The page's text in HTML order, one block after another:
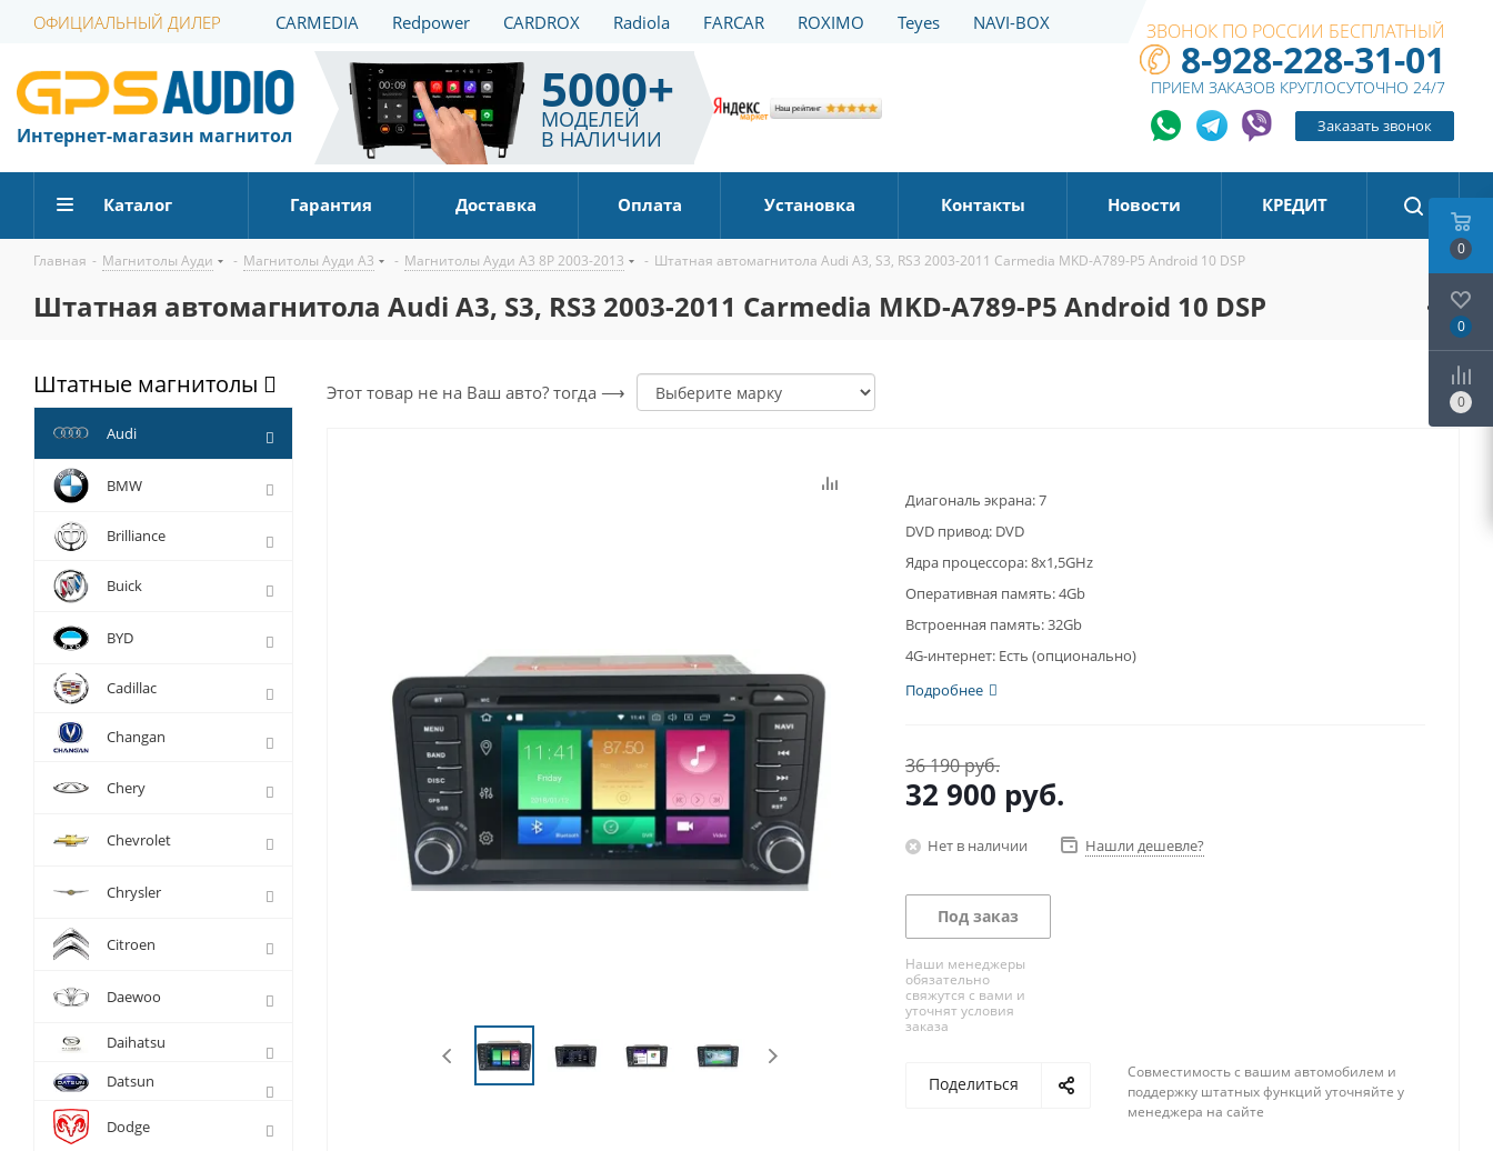
ОФИЦИАЛЬНЫЙ ДИЛЕР CARMEDIA Redpower CARDROX Radiola FARCAR ROXIMO Teyes NAVI-BOX
Интернет-магазин магнитол
5000+
МОДЕЛЕЙ
В НАЛИЧИИ
ЗВОНОК ПО РОССИИ БЕСПЛАТНЫЙ
8-928-228-31-01
ПРИЕМ ЗАКАЗОВ КРУГЛОСУТОЧНО 24/7
Заказать звонок
Каталог Гарантия Доставка Оплата Установка Контакты Новости КРЕДИТ
Главная - Магнитолы Ауди - Магнитолы Ауди А3 - Магнитолы Ауди А3 8Р 2003-2013 - Штатная автомагнитола Audi A3, S3, RS3 2003-2011 Carmedia MKD-A789-P5 Android 10 DSP
Штатная автомагнитола Audi A3, S3, RS3 2003-2011 Carmedia MKD-A789-P5 Android 10 DSP
Этот товар не на Ваш авто? тогда ⟶
Диагональ экрана:7
DVD привод: DVD
Ядра процессора:8x1,5GHz
Оперативная память:4Gb
Встроенная память:32Gb
4G-интернет: Есть (опционально)
Подробнее
36 190 руб.
32 900 руб.
Нет в наличии Нашли дешевле?
Под заказ
Наши менеджеры
обязательно
свяжутся с вами и
уточнят условия
заказа
Поделиться
Совместимость с вашим автомобилем и
поддержку штатных функций уточняйте у
менеджера на сайте
Штатные магнитолы
Audi
BMW
Brilliance
Buick
BYD
Cadillac
Changan
Chery
Chevrolet
Chrysler
Citroen
Daewoo
Daihatsu
Datsun
Dodge
0
0
0